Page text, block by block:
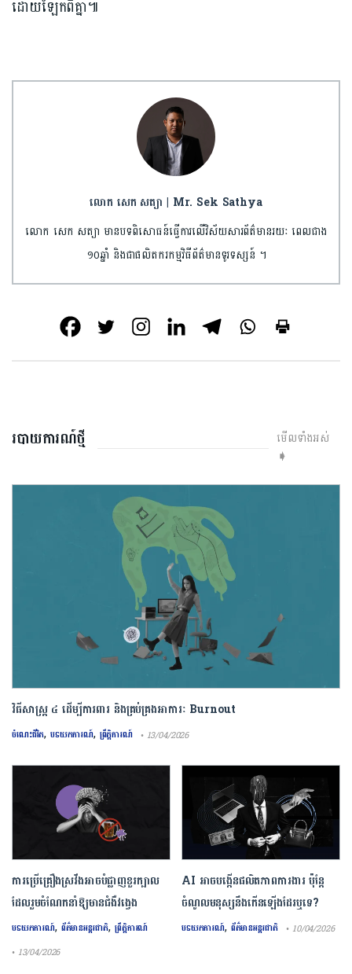
ដោយឡែកពីគ្នា៕
លោក សេក សត្យា | Mr. Sek Sathya
លោក សេក សត្យា មានបទពិសោធន៍ធ្វើការលើវិស័យសារព័ត៌មានរយៈ ពេលជាង
១០ឆ្នាំ និងជាផលិតករកម្មវិធីព័ត៌មានទូរទស្សន៍ ។
របាយការណ៍ថ្មី
មើលទាំងអស់
➧
វិធីសាស្រ្ត ៤ ​ដើម្បី​ការពារ និងគ្រប់គ្រង​អាការៈ Burnout
ចំណេះជីវិត, បទយកការណ៍, ព្រឹត្តិការណ៍ • 13/04/2026
ការ​ប្រើគ្រឿង​ស្រវឹង​អាចបំផ្លាញ​ខួរក្បាល
ដែល​រួមចំណែក​នាំឱ្យ​មាន​ជំងឺ​វង្វេង
បទយកការណ៍, ព័ត៌មានអន្តរជាតិ,ព្រឹត្តិការណ៍
• 13/04/2026
AI អាចបង្កើនផលិតភាពការងារ ប៉ុន្តែ
ចំណូលមនុស្សនឹងកើនឡើងដែរឬទេ?
បទយកការណ៍, ព័ត៌មានអន្តរជាតិ • 10/04/2026